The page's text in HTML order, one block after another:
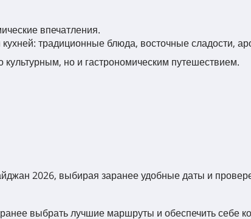
впечатления.
традиционные блюда, восточные сладости,
культурным, но и гастрономическим путешествием.
2026, выбирая заранее удобные даты и
выбрать лучшие маршруты и обеспечить себе